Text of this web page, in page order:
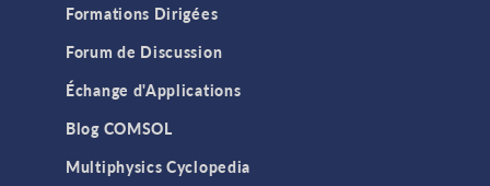
Formations Dirigées
Forum de Discussion
Échange d'Applications
Blog COMSOL
Multiphysics Cyclopedia